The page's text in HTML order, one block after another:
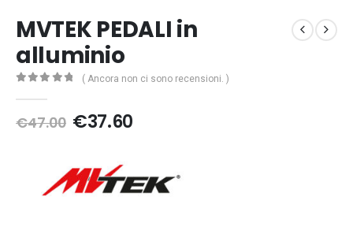
MVTEK PEDALI in
alluminio
( Ancora non ci sono recensioni. )
€47.00 Il
era:
€47.00.
€37.60Il
è:
€37.60.